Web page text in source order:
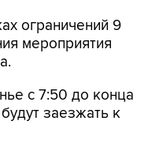
ограничений 9
мероприятия
с 7:50 до конца
заезжать к